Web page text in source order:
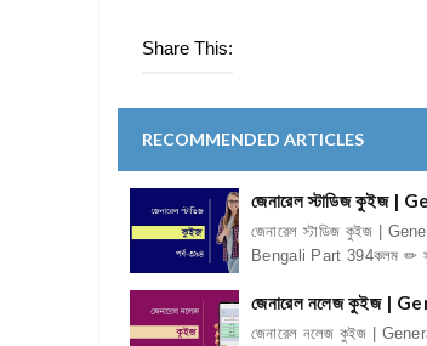
Share This:
RECOMMENDED ARTICLES
জেনারেল স্টাডিজ
জেনারেল স্টাডিজ কুইজ |
Bengali Part 394কলম ✏
জেনারেল নলেজ কুইজ |
জেনারেল নলেজ কুইজ |